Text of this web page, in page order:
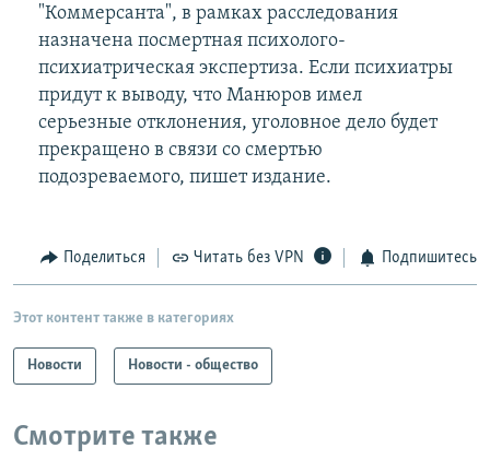
"Коммерсанта", в рамках расследования
назначена посмертная психолого-
психиатрическая экспертиза. Если психиатры
придут к выводу, что Манюров имел
серьезные отклонения, уголовное дело будет
прекращено в связи со смертью
подозреваемого, пишет издание.
Поделиться Читать без VPN Подпишитесь
Этот контент также в категориях
Новости Новости - общество
Смотрите также